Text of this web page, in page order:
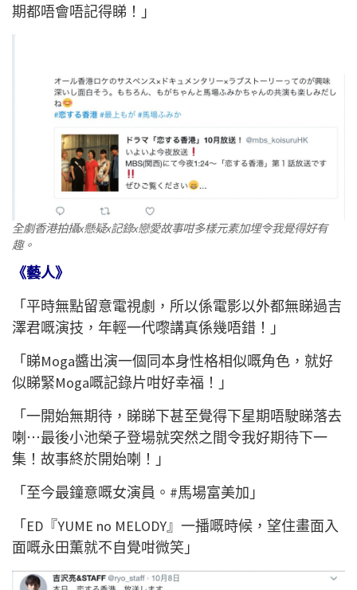
期都唔會唔記得睇！」
全劇香港拍攝x懸疑x記錄x戀愛故事咁多樣元素加埋令我覺得好有
趣。
《藝人》
「平時無點留意電視劇，所以係電影以外都無睇過吉
澤君嘅演技，年輕一代嚟講真係幾唔錯！」
「睇Moga醬出演一個同本身性格相似嘅角色，就好
似睇緊Moga嘅記錄片咁好幸福！」
「一開始無期待，睇睇下甚至覺得下星期唔駛睇落去
喇⋯最後小池榮子登場就突然之間令我好期待下一
集！故事終於開始喇！」
「至今最鐘意嘅女演員。#馬場富美加」
「ED『YUME no MELODY』一播嘅時候，望住畫面入
面嘅永田薫就不自覺咁微笑」